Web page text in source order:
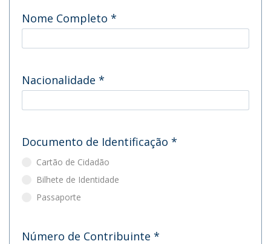
Nome Completo *
Nacionalidade *
Documento de Identificação *
Cartão de Cidadão
Bilhete de Identidade
Passaporte
Número de Contribuinte *